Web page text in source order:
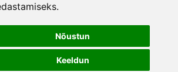
.
Nõustun
Keeldun